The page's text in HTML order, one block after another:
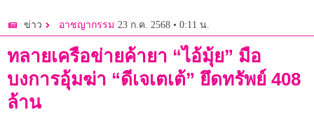
ข่าว อาชญากรรม 23 ก.ค. 2568 • 0:11 น.
ทลายเครือข่ายค้ายา “ไอ้มุ้ย” มือ
บงการอุ้มฆ่า “ดีเจเตเต้” ยึดทรัพย์ 408
ล้าน